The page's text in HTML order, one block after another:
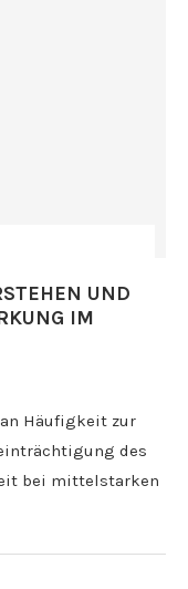
UND
IM
Häufigkeit zur
des
bei mittelstarken